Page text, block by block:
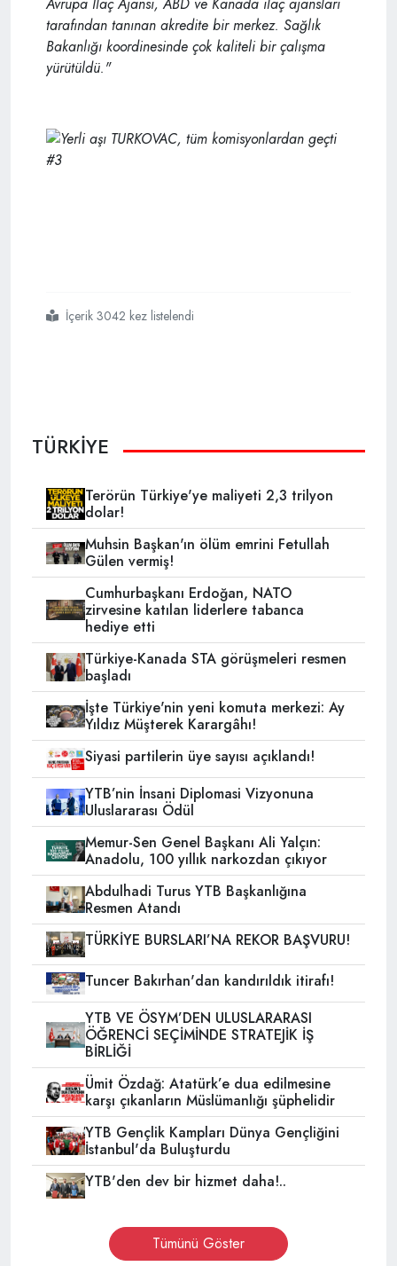
tarafından tanınan akredite bir merkez. Sağlık
Bakanlığı koordinesinde çok kaliteli bir çalışma
yürütüldü."
#turkovac
#tüm
#komisyonlardan
#geçtiİçerik 3042 kez listelendi
TÜRKİYE
Terörün Türkiye'ye maliyeti 2,3 trilyon
dolar!
Muhsin Başkan'ın ölüm emrini Fetullah
Gülen vermiş!
Cumhurbaşkanı Erdoğan, NATO
zirvesine katılan liderlere tabanca
hediye etti
Türkiye-Kanada STA görüşmeleri resmen
başladı
İşte Türkiye'nin yeni komuta merkezi: Ay
Yıldız Müşterek Karargâhı!
Siyasi partilerin üye sayısı açıklandı!
YTB’nin İnsani Diplomasi Vizyonuna
Uluslararası Ödül
Memur-Sen Genel Başkanı Ali Yalçın:
Anadolu, 100 yıllık narkozdan çıkıyor
Abdulhadi Turus YTB Başkanlığına
Resmen Atandı
TÜRKİYE BURSLARI’NA REKOR BAŞVURU!
Tuncer Bakırhan'dan kandırıldık itirafı!
YTB VE ÖSYM’DEN ULUSLARARASI
ÖĞRENCİ SEÇİMİNDE STRATEJİK İŞ
BİRLİĞİ
Ümit Özdağ: Atatürk’e dua edilmesine
karşı çıkanların Müslümanlığı şüphelidir
YTB Gençlik Kampları Dünya Gençliğini
İstanbul'da Buluşturdu
YTB'den dev bir hizmet daha!..
Tümünü Göster